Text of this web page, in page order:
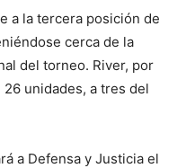
a la tercera posición de
cerca de la
del torneo. River, por
unidades, a tres del
a Defensa y Justicia el